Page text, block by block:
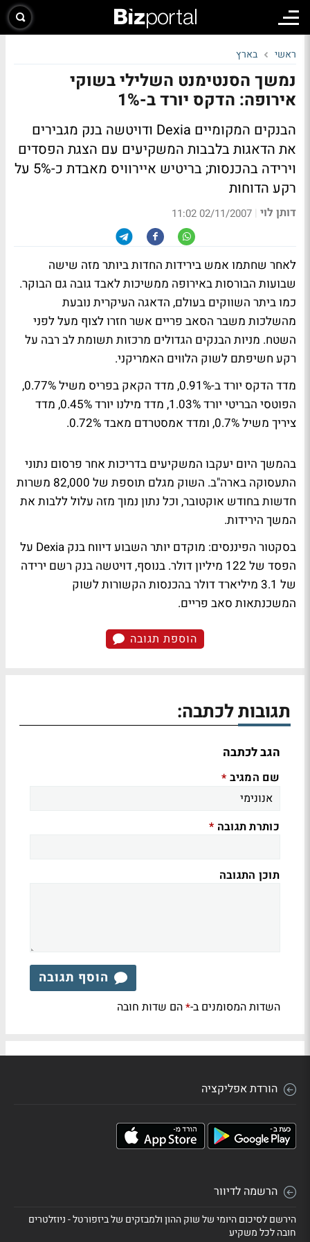
ראשי בארץ
נמשך הסנטימנט השלילי בשוקי
אירופה: הדקס יורד ב-1%
הבנקים המקומיים Dexia ודויטשה בנק מגבירים
את הדאגות בלבבות המשקיעים עם הצגת הפסדים
וירידה בהכנסות; בריטיש איירוויס מאבדת כ-5% על
רקע הדוחות
דותן לוי |
02/11/2007 11:02
לאחר שחתמו אמש בירידות החדות ביותר מזה שישה
שבועות הבורסות באירופה ממשיכות לאבד גובה גם הבוקר.
כמו ביתר השווקים בעולם, הדאגה העיקרית נובעת
מהשלכות משבר הסאב פריים אשר חזרו לצוף מעל לפני
השטח. מניות הבנקים הגדולים מרכזות תשומת לב רבה על
רקע חשיפתם לשוק הלווים האמריקני.
מדד הדקס יורד ב-0.91%, מדד הקאק בפריס משיל 0.77%,
הפוטסי הבריטי יורד 1.03%, מדד מילנו יורד 0.45%, מדד
ציריך משיל 0.7%, ומדד אמסטרדם מאבד 0.72%.
בהמשך היום יעקבו המשקיעים בדריכות אחר פרסום נתוני
התעסוקה בארה"ב. השוק מגלם תוספת של 82,000 משרות
חדשות בחודש אוקטובר, וכל נתון נמוך מזה עלול ללבות את
המשך הירידות.
בסקטור הפיננסים: מוקדם יותר השבוע דיווח בנק Dexia על
הפסד של 122 מיליון דולר. בנוסף, דויטשה בנק רשם ירידה
של 3.1 מיליארד דולר בהכנסות הקשורות לשוק
המשכנתאות סאב פריים.
הוספת תגובה
תגובות לכתבה:
הגב לכתבה
שם המגיב *
כותרת תגובה *
תוכן התגובה
הוסף תגובה
השדות המסומנים ב-*הם שדות חובה
הורדת אפליקציה
הרשמה לדיוור
הירשם לסיכום היומי של שוק ההון ולמבזקים של ביזפורטל - ניוזלטרים
חובה לכל משקיע